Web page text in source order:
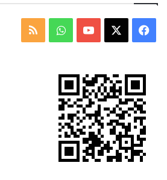
فيسبوك ‫YouTubeواتسابملخص